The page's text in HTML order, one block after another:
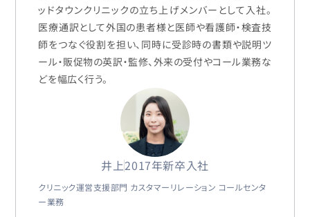
ッドタウンクリニックの立ち上げメンバーとして入社。
医療通訳として外国の患者様と医師や看護師・検査技
師をつなぐ役割を担い、同時に受診時の書類や説明ツ
ール・販促物の英訳・監修、外来の受付やコール業務な
どを幅広く行う。
井上2017年新卒入社
クリニック運営支援部門 カスタマーリレーション コールセンタ
ー業務